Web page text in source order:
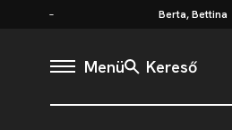
Berta, Bettina
Menü Kereső